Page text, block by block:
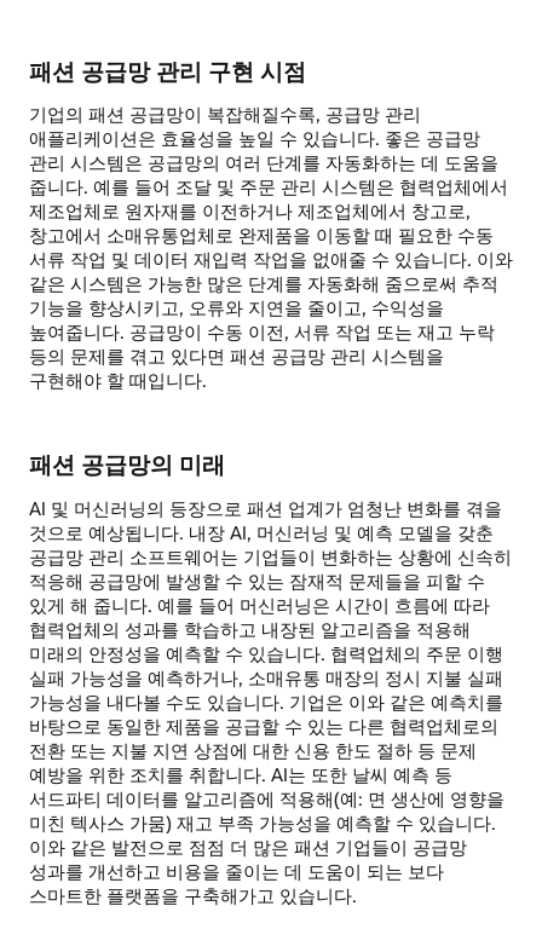
패션 공급망 관리 구현 시점
기업의 패션 공급망이 복잡해질수록, 공급망 관리
애플리케이션은 효율성을 높일 수 있습니다. 좋은 공급망
관리 시스템은 공급망의 여러 단계를 자동화하는 데 도움을
줍니다. 예를 들어 조달 및 주문 관리 시스템은 협력업체에서
제조업체로 원자재를 이전하거나 제조업체에서 창고로,
창고에서 소매유통업체로 완제품을 이동할 때 필요한 수동
서류 작업 및 데이터 재입력 작업을 없애줄 수 있습니다. 이와
같은 시스템은 가능한 많은 단계를 자동화해 줌으로써 추적
기능을 향상시키고, 오류와 지연을 줄이고, 수익성을
높여줍니다. 공급망이 수동 이전, 서류 작업 또는 재고 누락
등의 문제를 겪고 있다면 패션 공급망 관리 시스템을
구현해야 할 때입니다.
패션 공급망의 미래
AI 및 머신러닝의 등장으로 패션 업계가 엄청난 변화를 겪을
것으로 예상됩니다. 내장 AI, 머신러닝 및 예측 모델을 갖춘
공급망 관리 소프트웨어는 기업들이 변화하는 상황에 신속히
적응해 공급망에 발생할 수 있는 잠재적 문제들을 피할 수
있게 해 줍니다. 예를 들어 머신러닝은 시간이 흐름에 따라
협력업체의 성과를 학습하고 내장된 알고리즘을 적용해
미래의 안정성을 예측할 수 있습니다. 협력업체의 주문 이행
실패 가능성을 예측하거나, 소매유통 매장의 정시 지불 실패
가능성을 내다볼 수도 있습니다. 기업은 이와 같은 예측치를
바탕으로 동일한 제품을 공급할 수 있는 다른 협력업체로의
전환 또는 지불 지연 상점에 대한 신용 한도 절하 등 문제
예방을 위한 조치를 취합니다. AI는 또한 날씨 예측 등
서드파티 데이터를 알고리즘에 적용해(예: 면 생산에 영향을
미친 텍사스 가뭄) 재고 부족 가능성을 예측할 수 있습니다.
이와 같은 발전으로 점점 더 많은 패션 기업들이 공급망
성과를 개선하고 비용을 줄이는 데 도움이 되는 보다
스마트한 플랫폼을 구축해가고 있습니다.